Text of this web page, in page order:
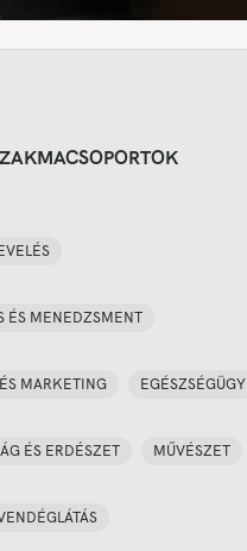
ÉS MENEDZSMENT
MARKETING EGÉSZSÉGÜGY
ÉS ERDÉSZET MŰVÉSZET